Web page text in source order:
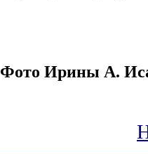
Фото Ирины А.